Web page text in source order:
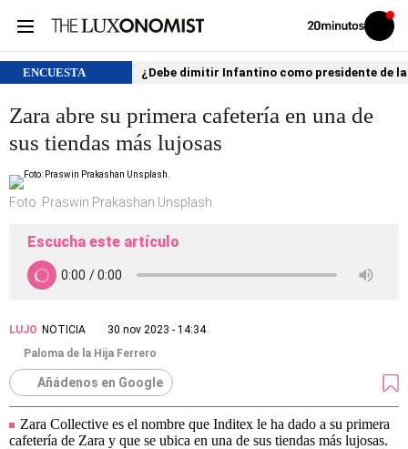
Volver
Iniciar
sesión
ENCUESTA ¿Debe dimitir Infantino como presidente de
Zara abre su primera cafetería en una de
sus tiendas más lujosas
Foto: Praswin Prakashan Unsplash.
Escucha este artículo
LUJO NOTICIA
30 nov 2023 - 14:34
Paloma de la Hija Ferrero
Añádenos en Google
Zara Collective es el nombre que Inditex le ha dado a su primera
cafetería de Zara y que se ubica en una de sus tiendas más lujosas.